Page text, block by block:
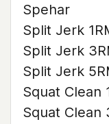
Spehar
Split Jerk
Split Jerk
Split Jerk
Squat Clean
Squat Clean